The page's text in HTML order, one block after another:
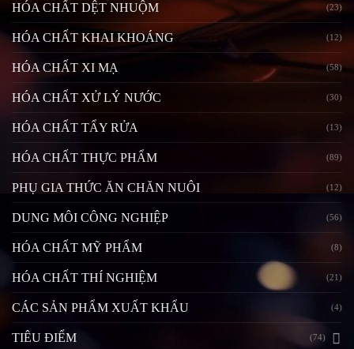
HÓA CHẤT DỆT NHUỘM (23)
HÓA CHẤT KHAI KHOÁNG (12)
HÓA CHẤT XI MẠ (58)
HÓA CHẤT XỬ LÝ NƯỚC (30)
HÓA CHẤT TẨY RỬA (13)
HÓA CHẤT THỰC PHẨM (89)
PHỤ GIA THỨC ĂN CHĂN NUÔI (12)
DUNG MÔI CÔNG NGHIỆP (56)
HÓA CHẤT MỸ PHẨM (8)
HÓA CHẤT THÍ NGHIỆM (21)
CÁC SẢN PHẨM XUẤT KHẨU (4)
TIÊU ĐIỂM (74)